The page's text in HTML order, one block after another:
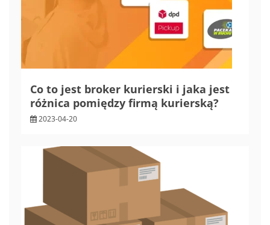
Co to jest broker kurierski i jaka jest
różnica pomiędzy firmą kurierską?
2023-04-20